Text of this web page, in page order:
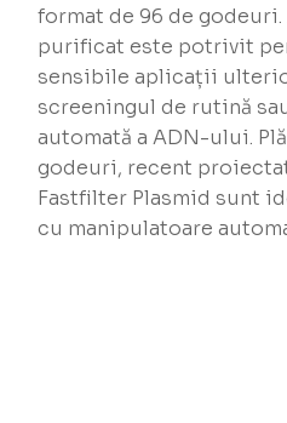
format de 96 de
purificat este potrivit
sensibile aplicații
screeningul de rutină
automată a ADN-ului.
godeuri, recent
Fastfilter Plasmid sunt
cu manipulatoare